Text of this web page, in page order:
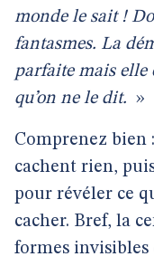
monde le sait !
fantasmes. La
parfaite mais elle
qu’on ne le dit. »
Comprenez bien
cachent rien,
pour révéler ce
cacher. Bref, la
formes invisibles